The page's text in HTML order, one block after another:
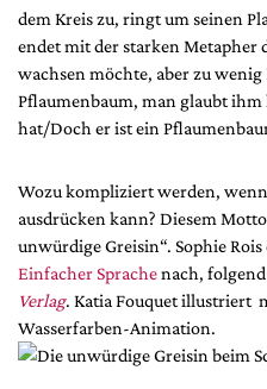
dem Kreis zu, ringt um seinen
endet mit der starken Metapher
wachsen möchte, aber zu
Pflaumenbaum, man glaubt
hat/Doch er ist ein
Wozu kompliziert werden,
ausdrücken kann? Diesem
unwürdige Greisin“. Sophie
Einfacher Sprachenach,
Verlag. Katia Fouquet illustriert
Wasserfarben-Animation.